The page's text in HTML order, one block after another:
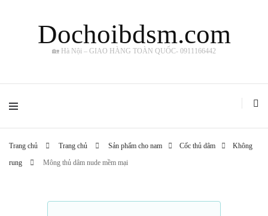
Dochoibdsm.com
🏡 Hà Nội – GIAO HÀNG TOÀN QUỐC- 0911166442
Trang chủ Trang chủ Sản phẩm cho nam Cốc thủ dâm
Không
rung
Mông thủ dâm nude mềm mại